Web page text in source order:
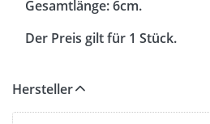
Gesamtlänge: 6cm.
Der Preis gilt für 1 Stück.
Hersteller